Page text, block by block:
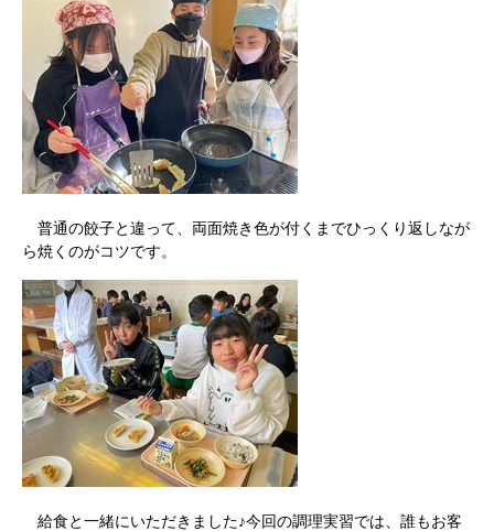
普通の餃子と違って、両面焼き色が付くまでひっくり返しなが
ら焼くのがコツです。
給食と一緒にいただきました♪今回の調理実習では、誰もお客